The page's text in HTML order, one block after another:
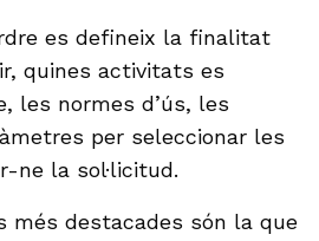
es defineix la finalitat
quines activitats es
les normes d’ús, les
per seleccionar les
ne la sol·licitud.
més destacades són la que